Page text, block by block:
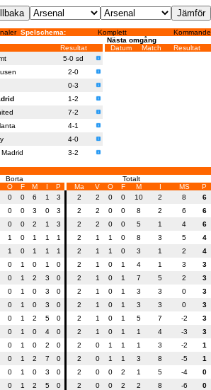
Spelschema: Komplett
Kommande
Resultat
5-0 sd
2-0
0-3
1-2
7-2
4-1
4-0
3-2
Nästa omgång
Datum
Match Resultat
Borta
Totalt
O F M I P Ma V O F M I MS
P
0 0 6 1 3 2 2 0 0 10 2 8
6
0 0 3 0 3 2 2 0 0 8 2 6
6
0 0 2 1 3 2 2 0 0 5 1 4
6
1 0 1 1 1 2 1 1 0 8 3 5
4
1 0 1 1 1 2 1 1 0 3 1 2
4
0 1 0 1 0 2 1 0 1 4 1 3
3
0 1 2 3 0 2 1 0 1 7 5 2
3
0 1 0 3 0 2 1 0 1 3 3 0
3
0 1 0 3 0 2 1 0 1 3 3 0
3
0 1 2 5 0 2 1 0 1 5 7 -2
3
0 1 0 4 0 2 1 0 1 1 4 -3
3
0 1 0 2 0 2 0 1 1 1 3 -2
1
0 1 2 7 0 2 0 1 1 3 8 -5
1
0 1 0 3 0 2 0 0 2 1 5 -4
0
0 1 2 5 0 2 0 0 2 2 8 -6
0